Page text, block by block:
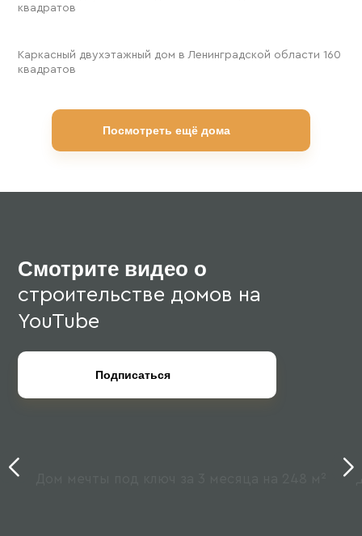
квадратов
160 м²
Каркасный двухэтажный дом в Ленинградской области 160
квадратов
Посмотреть ещё дома
Смотрите видео о
строительстве домов на
YouTube
Подписаться